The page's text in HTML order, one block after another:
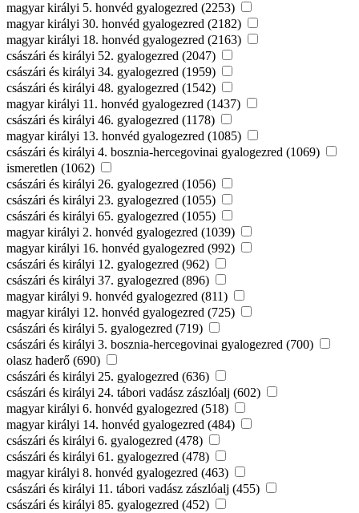
magyar királyi 5. honvéd gyalogezred (2253)
magyar királyi 30. honvéd gyalogezred (2182)
magyar királyi 18. honvéd gyalogezred (2163)
császári és királyi 52. gyalogezred (2047)
császári és királyi 34. gyalogezred (1959)
császári és királyi 48. gyalogezred (1542)
magyar királyi 11. honvéd gyalogezred (1437)
császári és királyi 46. gyalogezred (1178)
magyar királyi 13. honvéd gyalogezred (1085)
császári és királyi 4. bosznia-hercegovinai gyalogezred (1069)
ismeretlen (1062)
császári és királyi 26. gyalogezred (1056)
császári és királyi 23. gyalogezred (1055)
császári és királyi 65. gyalogezred (1055)
magyar királyi 2. honvéd gyalogezred (1039)
magyar királyi 16. honvéd gyalogezred (992)
császári és királyi 12. gyalogezred (962)
császári és királyi 37. gyalogezred (896)
magyar királyi 9. honvéd gyalogezred (811)
magyar királyi 12. honvéd gyalogezred (725)
császári és királyi 5. gyalogezred (719)
császári és királyi 3. bosznia-hercegovinai gyalogezred (700)
olasz haderő (690)
császári és királyi 25. gyalogezred (636)
császári és királyi 24. tábori vadász zászlóalj (602)
magyar királyi 6. honvéd gyalogezred (518)
magyar királyi 14. honvéd gyalogezred (484)
császári és királyi 6. gyalogezred (478)
császári és királyi 61. gyalogezred (478)
magyar királyi 8. honvéd gyalogezred (463)
császári és királyi 11. tábori vadász zászlóalj (455)
császári és királyi 85. gyalogezred (452)